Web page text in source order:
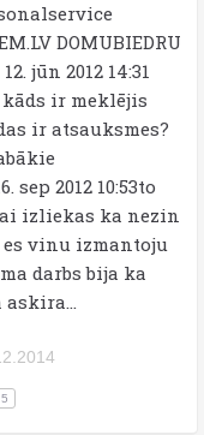
DOMUBIEDRU
jūn 2012 14:31
ir meklējis
ir atsauksmes?
2012 10:53to
izliekas ka nezin
es vinu izmantoju
darbs bija ka
askira...
5